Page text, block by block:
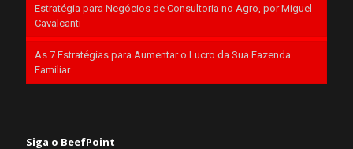
Estratégia para Negócios de Consultoria no Agro, por Miguel
Cavalcanti
As 7 Estratégias para Aumentar o Lucro da Sua Fazenda
Familiar
Siga o BeefPoint